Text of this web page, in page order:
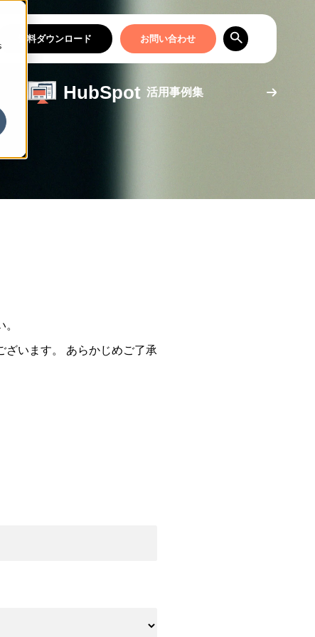
資料ダウンロード お問い合わせ
HubSpot 活用事例集
ざいます。 あらかじめご了承